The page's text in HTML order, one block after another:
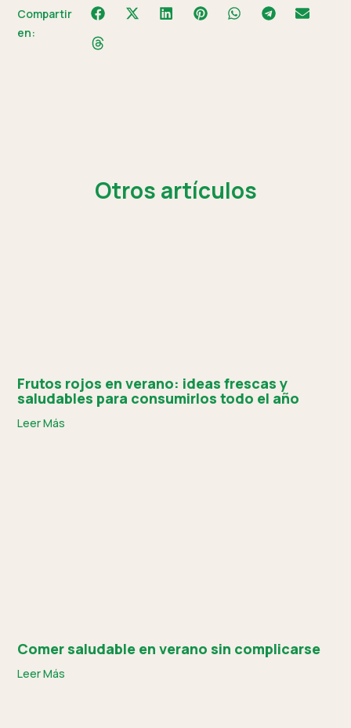
Compartir
en:
Otros artículos
Frutos rojos en verano: ideas frescas y
saludables para consumirlos todo el año
Leer Más
Comer saludable en verano sin complicarse
Leer Más